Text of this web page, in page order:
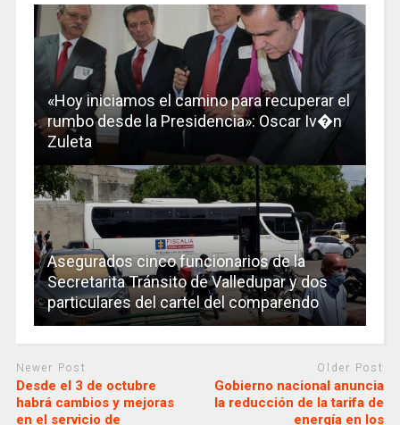
«Hoy iniciamos el camino para recuperar el
rumbo desde la Presidencia»: Oscar Iv�n
Zuleta
Asegurados cinco funcionarios de la
Secretarita Tránsito de Valledupar y dos
particulares del cartel del comparendo
Newer Post
Desde el 3 de octubre
habrá cambios y mejoras
en el servicio de
Older Post
Gobierno nacional anuncia
la reducción de la tarifa de
energía en los